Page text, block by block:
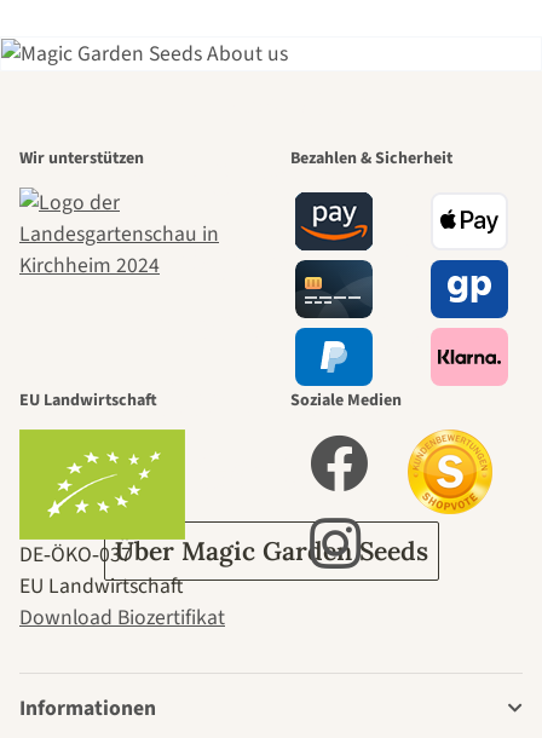
schönsten
Wege zu uns
selbst führt
durch den
Garten
Über Magic Garden Seeds
Wir unterstützen Bezahlen & Sicherheit
EU Landwirtschaft
DE‑ÖKO‑037
EU Landwirtschaft
Download Biozertifikat
Soziale Medien
Informationen